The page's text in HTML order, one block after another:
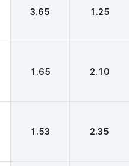
3.65 1.25
1.65 2.10
1.53 2.35